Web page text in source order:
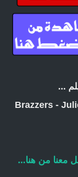
...
Brazzers -
معنا من هنا...